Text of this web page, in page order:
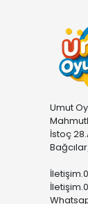
Umut
İstoç